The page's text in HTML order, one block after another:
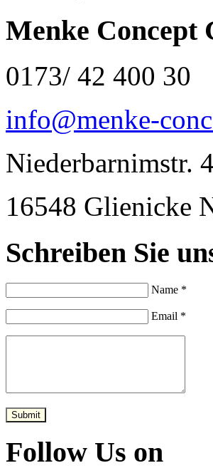
Menke Concept
0173/ 42 400 30
info@menke-
Niederbarnimstr.
16548 Glienicke
Schreiben Sie
Name *
Email *
Submit
Follow Us on